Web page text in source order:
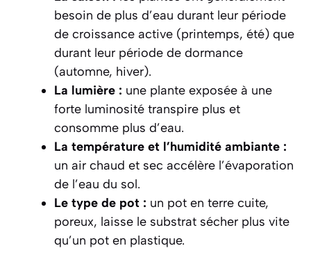
besoin de plus d’eau durant leur période
de croissance active (printemps, été) que
durant leur période de dormance
(automne, hiver).
La lumière : une plante exposée à une
forte luminosité transpire plus et
consomme plus d’eau.
La température et l’humidité ambiante :
un air chaud et sec accélère l’évaporation
de l’eau du sol.
Le type de pot : un pot en terre cuite,
poreux, laisse le substrat sécher plus vite
qu’un pot en plastique.